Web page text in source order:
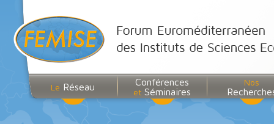
Le Réseau Conférences
et Séminaires
Nos